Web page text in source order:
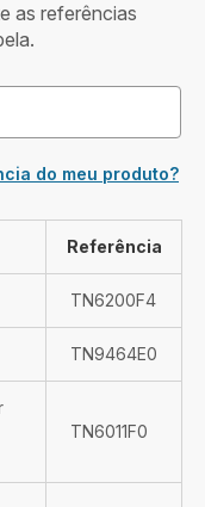
as referências
do meu produto?
Referência
TN6200F4
TN9464E0
TN6011F0